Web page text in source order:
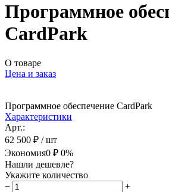
Программное
CardPark
О товаре
Цена и заказ
Программное обеспечение CardPark
Характеристики
Арт.:
62 500 ₽ / шт
Экономия0 ₽ 0%
Нашли дешевле?
Укажите количество
−
+